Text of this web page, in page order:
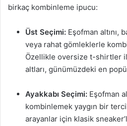
birkaç kombinleme ipucu:
Üst Seçimi: Eşofman altını,
veya rahat gömleklerle
Özellikle oversize t-shirtler
altları, günümüzdeki en
Ayakkabı Seçimi: Eşofman
kombinlemek yaygın bir
arayanlar için klasik